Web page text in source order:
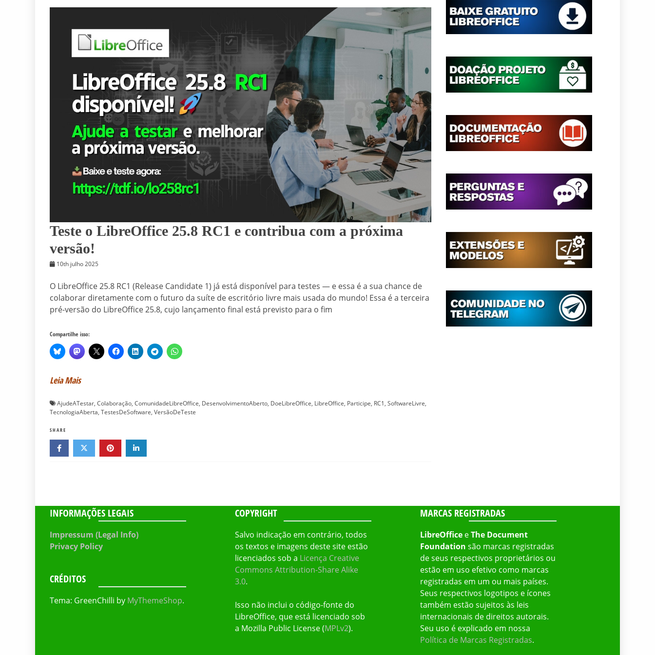
Teste o LibreOffice 25.8 RC1 e contribua com a próxima
versão!
10th julho 2025
O LibreOffice 25.8 RC1 (Release Candidate 1) já está disponível para testes — e essa é a sua chance de
colaborar diretamente com o futuro da suíte de escritório livre mais usada do mundo! Essa é a terceira
pré-versão do LibreOffice 25.8, cujo lançamento final está previsto para o fim
Compartilhe isso:
Leia Mais
AjudeATestar, Colaboração, ComunidadeLibreOffice, DesenvolvimentoAberto, DoeLibreOffice, LibreOffice, Participe, RC1, SoftwareLivre,
TecnologiaAberta, TestesDeSoftware, VersãoDeTeste
SHARE
INFORMAÇÕES LEGAIS
Impressum (Legal Info)
Privacy Policy
CRÉDITOS
Tema: GreenChilli by MyThemeShop.
COPYRIGHT
Salvo indicação em contrário, todos
os textos e imagens deste site estão
licenciados sob a Licença Creative
Commons Attribution-Share Alike
3.0.
Isso não inclui o código-fonte do
LibreOffice, que está licenciado sob
a Mozilla Public License (MPLv2).
MARCAS REGISTRADAS
LibreOfficeeThe Document
Foundation são marcas registradas
de seus respectivos proprietários ou
estão em uso efetivo como marcas
registradas em um ou mais países.
Seus respectivos logotipos e ícones
também estão sujeitos às leis
internacionais de direitos autorais.
Seu uso é explicado em nossa
Política de Marcas Registradas.